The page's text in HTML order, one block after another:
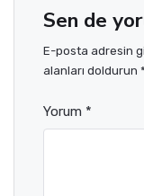
Sen de
E-posta adresin
alanları doldurun *
Yorum *